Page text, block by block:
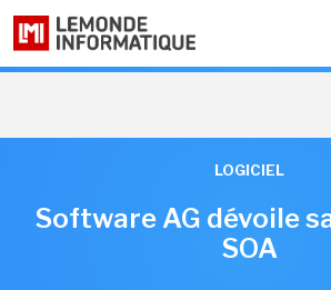
LOGICIEL
Software AG dévoile
SOA